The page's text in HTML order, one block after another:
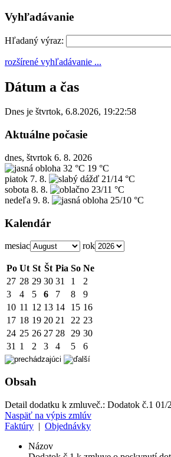
Vyhľadávanie
Hľadaný výraz:
rozšírené vyhľadávanie ...
Dátum a čas
Dnes je štvrtok, 6.8.2026, 19:22:58
Aktuálne počasie
dnes, štvrtok 6. 8. 2026
32 °C 19 °C
piatok 7. 8.
21/14 °C
sobota 8. 8.
23/11 °C
nedeľa 9. 8. 25/10 °C
Kalendár
mesiac rok
Po Ut St Št Pia So Ne
27 28 29 30 31 1
2
3
4 5 6 7 8
9
10 11 12 13 14 15 16
17 18 19 20 21 22 23
24 25 26 27 28 29 30
31 1 2 3 4 5 6
Obsah
Detail dodatku k zmluveč.: Dodatok č.1 01/
Naspäť na výpis zmlúv
Faktúry | Objednávky
Názov